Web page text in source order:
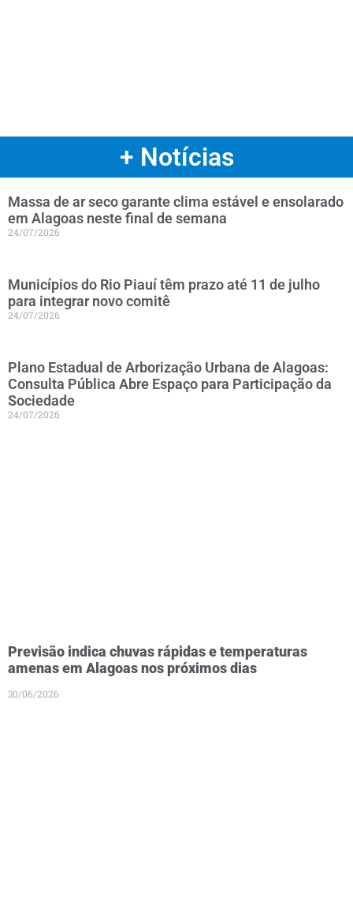
+ Notícias
Massa de ar seco garante clima estável e ensolarado
em Alagoas neste final de semana
24/07/2026
Municípios do Rio Piauí têm prazo até 11 de julho
para integrar novo comitê
24/07/2026
Plano Estadual de Arborização Urbana de Alagoas:
Consulta Pública Abre Espaço para Participação da
Sociedade
24/07/2026
Previsão indica chuvas rápidas e temperaturas
amenas em Alagoas nos próximos dias
30/06/2026